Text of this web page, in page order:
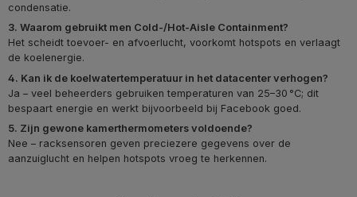
condensatie.
3. Waarom gebruikt men Cold-/Hot-Aisle Containment?
Het scheidt toevoer- en afvoerlucht, voorkomt hotspots en verlaagt
de koelenergie.
4. Kan ik de koelwatertemperatuur in het datacenter verhogen?
Ja – veel beheerders gebruiken temperaturen van 25–30 °C; dit
bespaart energie en werkt bijvoorbeeld bij Facebook goed.
5. Zijn gewone kamerthermometers voldoende?
Nee – racksensoren geven preciezere gegevens over de
aanzuiglucht en helpen hotspots vroeg te herkennen.